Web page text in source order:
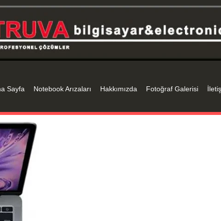
Sayfa Notebook Arızaları Hakkımızda Fotoğraf Galerisi